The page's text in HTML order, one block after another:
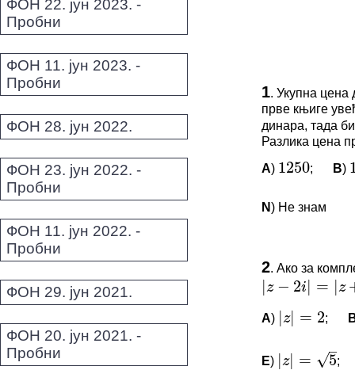
ФОН 22. јун 2023. -
Пробни
ФОН 11. јун 2023. -
Пробни
ФОН 28. јун 2022.
ФОН 23. јун 2022. -
Пробни
ФОН 11. јун 2022. -
Пробни
ФОН 29. јун 2021.
ФОН 20. јун 2021. -
Пробни
1. Укупна цена
прве књиге
динара, тада
Разлика цена
A)
1250
1250 ; B)
N) Не знам
Овај задатак
*Морате бити
2. Ако за
−
z−2i =|z 4− i|
A)
|z| = 2
z| 2 ;
|
E)
|z | = –
z| 5 ;